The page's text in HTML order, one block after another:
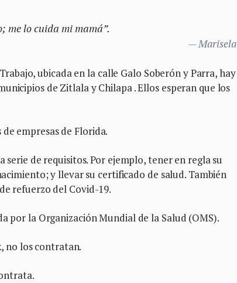
me lo cuida mi mamá”.
Marisela
ubicada en la calle Galo Soberón y Parra, hay
de Zitlala y Chilapa . Ellos esperan que los
empresas de Florida.
de requisitos. Por ejemplo, tener en regla su
y llevar su certificado de salud. También
refuerzo del Covid-19.
por la Organización Mundial de la Salud (OMS).
no los contratan.